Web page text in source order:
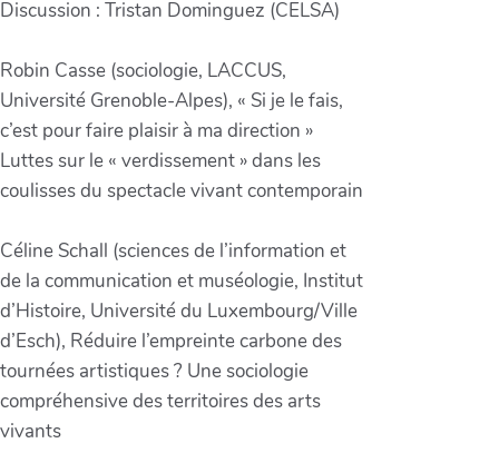
Discussion : Tristan Dominguez (CELSA)
Robin Casse (sociologie, LACCUS,
Université Grenoble-Alpes), « Si je le fais,
c’est pour faire plaisir à ma direction »
Luttes sur le « verdissement » dans les
coulisses du spectacle vivant contemporain
Céline Schall (sciences de l’information et
de la communication et muséologie, Institut
d’Histoire, Université du Luxembourg/Ville
d’Esch), Réduire l’empreinte carbone des
tournées artistiques ? Une sociologie
compréhensive des territoires des arts
vivants